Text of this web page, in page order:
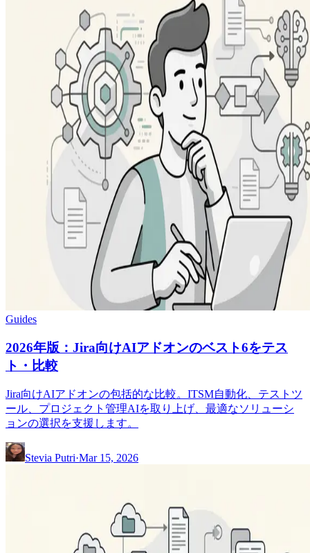
Guides
2026年版：Jira向けAIアドオンのベスト6をテス
ト・比較
Jira向けAIアドオンの包括的な比較。ITSM自動化、テストツ
ール、プロジェクト管理AIを取り上げ、最適なソリューシ
ョンの選択を支援します。
Stevia Putri·Mar 15, 2026